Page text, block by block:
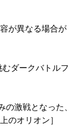
が異なる場合が
むダークバトルフ
の激戦となった、
のオリオン］